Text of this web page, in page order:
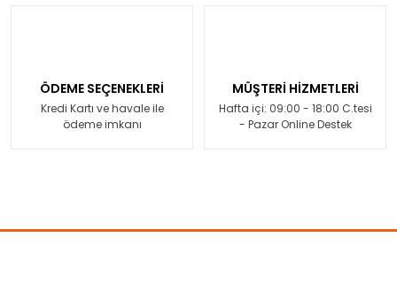
ÖDEME SEÇENEKLERİ
Kredi Kartı ve havale ile
ödeme imkanı
MÜŞTERİ HİZMETLERİ
Hafta içi: 09:00 - 18:00 C.tesi
- Pazar Online Destek